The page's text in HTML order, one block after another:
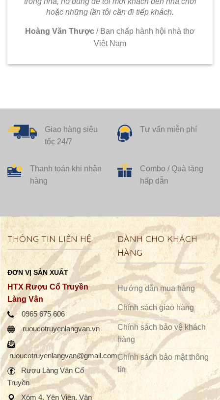
dụng rượu Làng Vân. Tôi có dịp được uống 4 năm
trước, cho đến bây giờ tôi luôn có loại rượu này
hoặc những lần tôi cần đi tiếp khách.
Việt Nam
tốc 24/7
THÔNG TIN LIÊN HỆ
ĐƠN VỊ SẢN XUẤT
HTX Rượu Cổ Truyền
Làng Vân
0965 675 606
ruoucotruyenlangvan.vn
ruoucotruyenlangvan@gmail.com
Rượu Làng Vân Cổ
DÀNH CHO KHÁCH
HÀNG
Hướng dẫn mua hàng
Chính sách giao hàng
Chính sách bảo vệ khách
hàng
Chính sách bảo mật thông
tin